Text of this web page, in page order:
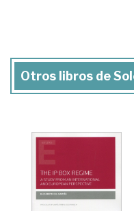
Otros libros de